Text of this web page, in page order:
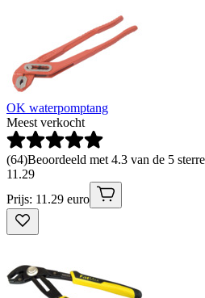
OK waterpomptang
Meest verkocht
(64)Beoordeeld met 4.3 van de 5
11.29
Prijs: 11.29 euro